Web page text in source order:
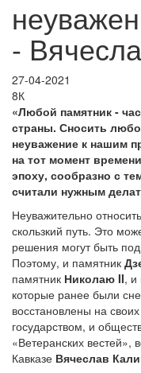
-
27-04-2021
8К
«Любой памятник -
страны. Сносить
неуважение к нашим
на тот момент
эпоху, сообразно с
считали нужным
Неуважительно
скользкий путь. Это
решения могут быть
Поэтому, и памятник
памятник Николаю II, и
которые ранее были
восстановлены на
государством, и
«Ветеранских вестей»,
Кавказе Вячеслав